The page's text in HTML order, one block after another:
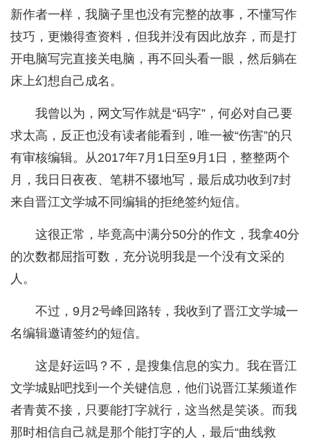
新作者一样，我脑子里也没有完整的故事，不懂写作
技巧，更懒得查资料，但我并没有因此放弃，而是打
开电脑写完直接关电脑，再不回头看一眼，然后躺在
床上幻想自己成名。
我曾以为，网文写作就是“码字”，何必对自己要
求太高，反正也没有读者能看到，唯一被“伤害”的只
有审核编辑。从2017年7月1日至9月1日，整整两个
月，我日日夜夜、笔耕不辍地写，最后成功收到7封
来自晋江文学城不同编辑的拒绝签约短信。
这很正常，毕竟高中满分50分的作文，我拿40分
的次数都屈指可数，充分说明我是一个没有文采的
人。
不过，9月2号峰回路转，我收到了晋江文学城一
名编辑邀请签约的短信。
这是好运吗？不，是搜集信息的实力。我在晋江
文学城贴吧找到一个关键信息，他们说晋江某频道作
者青黄不接，只要能打字就行，这当然是笑谈。而我
那时相信自己就是那个能打字的人，最后“曲线救